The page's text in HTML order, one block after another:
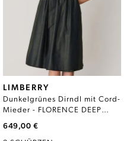
LIMBERRY
Dunkelgrünes Dirndl mit Cord-
Mieder - FLORENCE DEEP
649,00 €